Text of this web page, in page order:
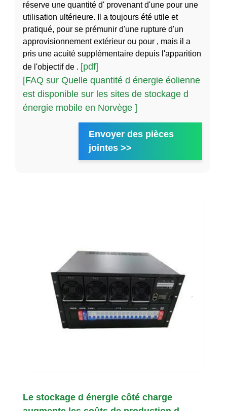
réserve une quantité d' provenant d'une pour une
utilisation ultérieure. Il a toujours été utile et
pratiqué, pour se prémunir d'une rupture d'un
approvisionnement extérieur ou pour , mais il a
pris une acuité supplémentaire depuis l'apparition
de l'objectif de . [pdf]
[FAQ sur Quelle quantité d énergie éolienne
est disponible sur les sites de stockage d
énergie mobile en Norvège ]
Envoyer des pièces
jointes >>
Le stockage d énergie côté charge